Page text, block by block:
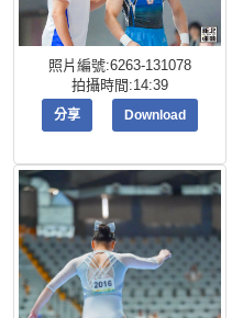
照片編號:6263-131078
拍攝時間:14:39
分享 Download